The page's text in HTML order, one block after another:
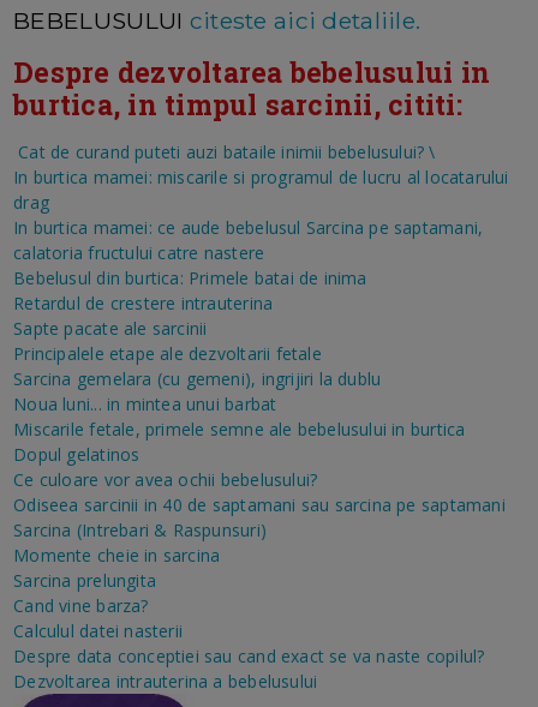
BEBELUSULUI citeste aici detaliile.
Despre dezvoltarea bebelusului in
burtica, in timpul sarcinii, cititi:
Cat de curand puteti auzi bataile inimii bebelusului? \
In burtica mamei: miscarile si programul de lucru al locatarului
drag
In burtica mamei: ce aude bebelusul Sarcina pe saptamani,
calatoria fructului catre nastere
Bebelusul din burtica: Primele batai de inima
Retardul de crestere intrauterina
Sapte pacate ale sarcinii
Principalele etape ale dezvoltarii fetale
Sarcina gemelara (cu gemeni), ingrijiri la dublu
Noua luni... in mintea unui barbat
Miscarile fetale, primele semne ale bebelusului in burtica
Dopul gelatinos
Ce culoare vor avea ochii bebelusului?
Odiseea sarcinii in 40 de saptamani sau sarcina pe saptamani
Sarcina (Intrebari & Raspunsuri)
Momente cheie in sarcina
Sarcina prelungita
Cand vine barza?
Calculul datei nasterii
Despre data conceptiei sau cand exact se va naste copilul?
Dezvoltarea intrauterina a bebelusului